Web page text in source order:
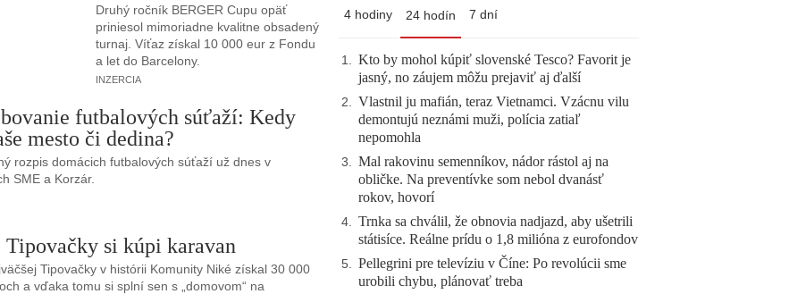
Druhý ročník BERGER Cupu opäť
priniesol mimoriadne kvalitne obsadený
turnaj. Víťaz získal 10 000 eur z Fondu
a let do Barcelony.
INZERCIA
futbalových súťaží: Kedy
mesto či dedina?
rozpis domácich futbalových súťaží už dnes v
SME a Korzár.
si kúpi karavan
Tipovačky v histórii Komunity Niké získal 30 000
a vďaka tomu si splní sen s „domovom“ na
4 hodiny 24 hodín 7 dní
1. Kto by mohol kúpiť slovenské Tesco? Favorit je
jasný, no záujem môžu prejaviť aj ďalší
2. Vlastnil ju mafián, teraz Vietnamci. Vzácnu vilu
demontujú neznámi muži, polícia zatiaľ
nepomohla
3. Mal rakovinu semenníkov, nádor rástol aj na
obličke. Na preventívke som nebol dvanásť
rokov, hovorí
4. Trnka sa chválil, že obnovia nadjazd, aby ušetrili
státisíce. Reálne prídu o 1,8 milióna z eurofondov
5. Pellegrini pre televíziu v Číne: Po revolúcii sme
urobili chybu, plánovať treba